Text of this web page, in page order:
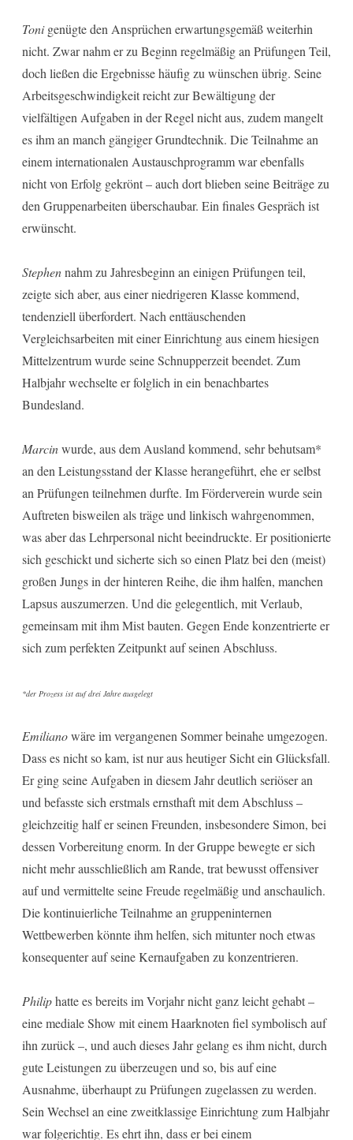
Tonigenügte den Ansprüchen erwartungsgemäß weiterhin
nicht. Zwar nahm er zu Beginn regelmäßig an Prüfungen Teil,
doch ließen die Ergebnisse häufig zu wünschen übrig. Seine
Arbeitsgeschwindigkeit reicht zur Bewältigung der
vielfältigen Aufgaben in der Regel nicht aus, zudem mangelt
es ihm an manch gängiger Grundtechnik. Die Teilnahme an
einem internationalen Austauschprogramm war ebenfalls
nicht von Erfolg gekrönt – auch dort blieben seine Beiträge zu
den Gruppenarbeiten überschaubar. Ein finales Gespräch ist
erwünscht.
Stephennahm zu Jahresbeginn an einigen Prüfungen teil,
zeigte sich aber, aus einer niedrigeren Klasse kommend,
tendenziell überfordert. Nach enttäuschenden
Vergleichsarbeiten mit einer Einrichtung aus einem hiesigen
Mittelzentrum wurde seine Schnupperzeit beendet. Zum
Halbjahr wechselte er folglich in ein benachbartes
Bundesland.
Marcinwurde, aus dem Ausland kommend, sehr behutsam*
an den Leistungsstand der Klasse herangeführt, ehe er selbst
an Prüfungen teilnehmen durfte. Im Förderverein wurde sein
Auftreten bisweilen als träge und linkisch wahrgenommen,
was aber das Lehrpersonal nicht beeindruckte. Er positionierte
sich geschickt und sicherte sich so einen Platz bei den (meist)
großen Jungs in der hinteren Reihe, die ihm halfen, manchen
Lapsus auszumerzen. Und die gelegentlich, mit Verlaub,
gemeinsam mit ihm Mist bauten. Gegen Ende konzentrierte er
sich zum perfekten Zeitpunkt auf seinen Abschluss.
*der Prozess ist auf drei Jahre ausgelegt
Emilianowäre im vergangenen Sommer beinahe umgezogen.
Dass es nicht so kam, ist nur aus heutiger Sicht ein Glücksfall.
Er ging seine Aufgaben in diesem Jahr deutlich seriöser an
und befasste sich erstmals ernsthaft mit dem Abschluss –
gleichzeitig half er seinen Freunden, insbesondere Simon, bei
dessen Vorbereitung enorm. In der Gruppe bewegte er sich
nicht mehr ausschließlich am Rande, trat bewusst offensiver
auf und vermittelte seine Freude regelmäßig und anschaulich.
Die kontinuierliche Teilnahme an gruppeninternen
Wettbewerben könnte ihm helfen, sich mitunter noch etwas
konsequenter auf seine Kernaufgaben zu konzentrieren.
Philiphatte es bereits im Vorjahr nicht ganz leicht gehabt –
eine mediale Show mit einem Haarknoten fiel symbolisch auf
ihn zurück –, und auch dieses Jahr gelang es ihm nicht, durch
gute Leistungen zu überzeugen und so, bis auf eine
Ausnahme, überhaupt zu Prüfungen zugelassen zu werden.
Sein Wechsel an eine zweitklassige Einrichtung zum Halbjahr
war folgerichtig. Es ehrt ihn, dass er bei einem